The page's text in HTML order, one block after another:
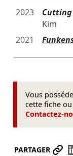
2023 Cutting
Kim
2021
Vous
cette fiche
Contactez-
PARTAGER